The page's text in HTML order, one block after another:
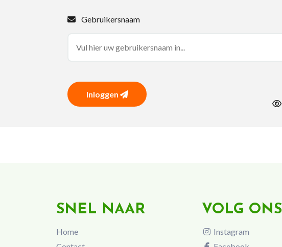
Gebruikersnaam
Inloggen
SNEL NAAR
Home
VOLG ONS
Instagram